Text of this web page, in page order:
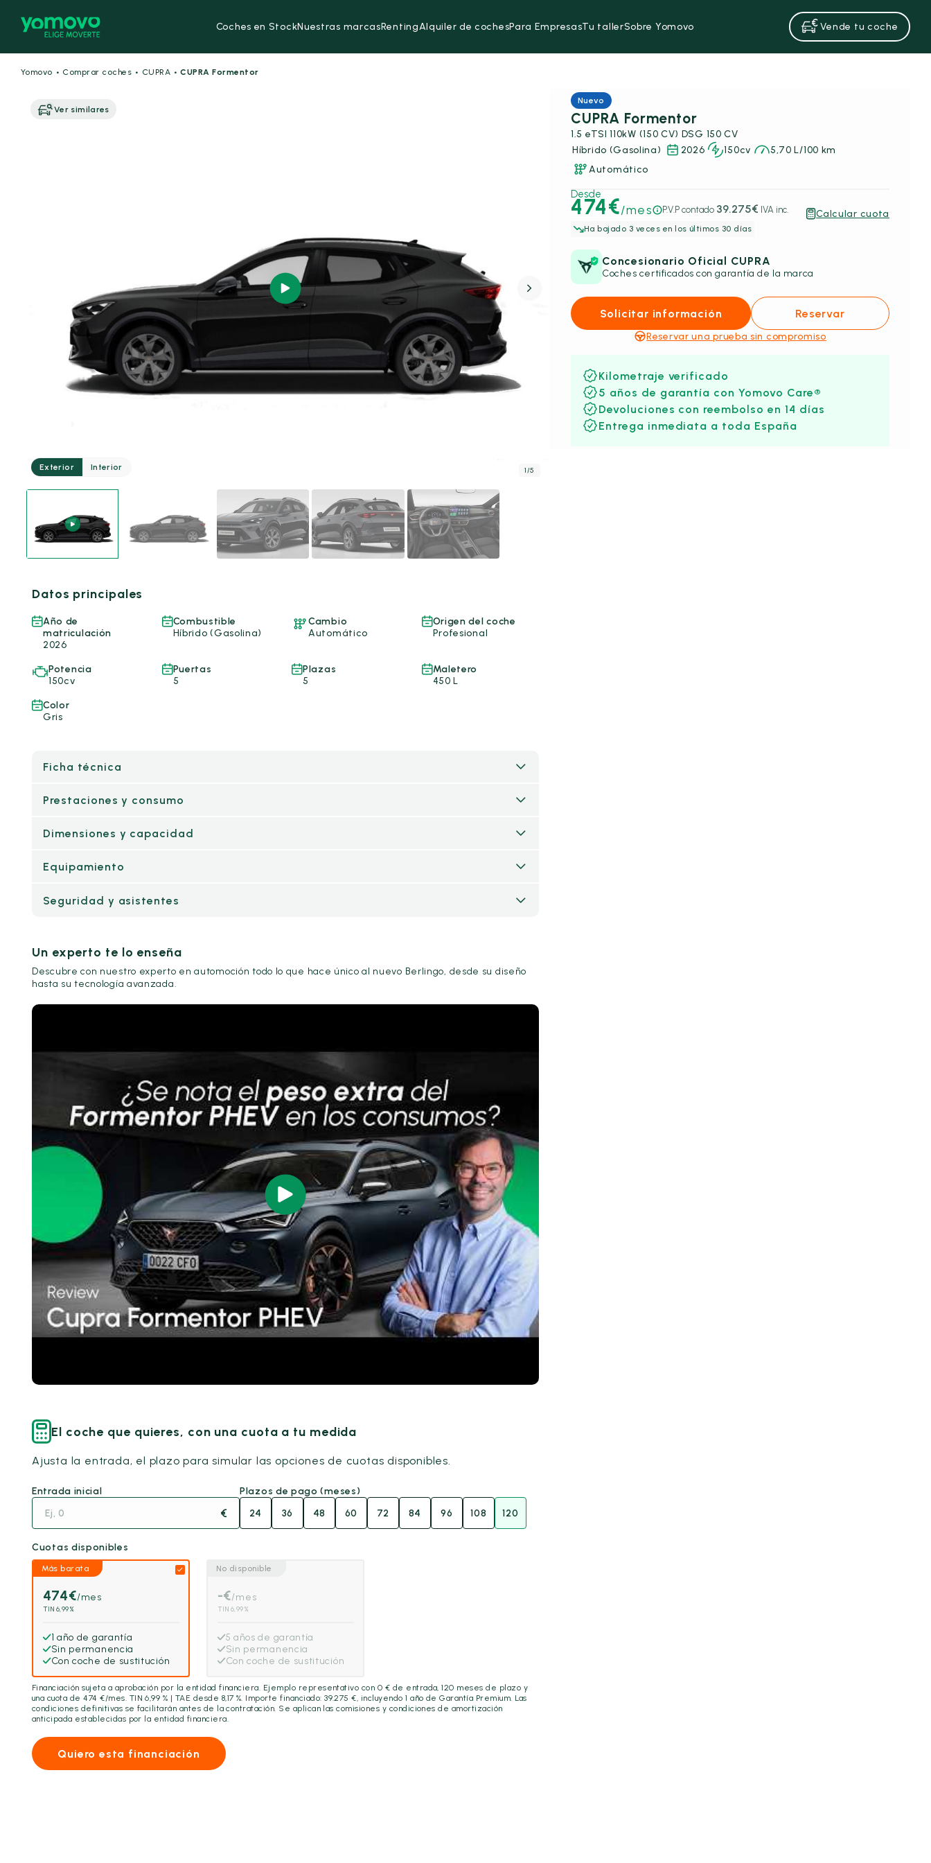
Coches en StockNuestras marcasRentingAlquiler de cochesPara EmpresasTu tallerSobre Yomovo Vende tu coche
Yomovo · Comprar coches · CUPRA · CUPRA Formentor
Ver similares
Exterior Interior 1/5
Nuevo
CUPRA Formentor
1.5 eTSI 110kW (150 CV) DSG 150 CV
Híbrido (Gasolina)
2026 150cv
5,70 L/100 km
Automático
Desde
474€/mes P.V.P contado 39.275€ IVA inc.
Ha bajado 3 veces en los últimos 30 días
Calcular cuota
Concesionario Oficial CUPRA
Coches certificados con garantía de la marca
Solicitar información Reservar
Reservar una prueba sin compromiso
Kilometraje verificado
5 años de garantía con Yomovo Care®
Devoluciones con reembolso en 14 días
Entrega inmediata a toda España
Datos principales
Año de
matriculación
2026
Combustible
Híbrido (Gasolina)
Cambio
Automático
Origen del coche
Profesional
Potencia
150cv
Puertas
5
Plazas
5
Maletero
450 L
Color
Gris
Ficha técnica
Prestaciones y consumo
Dimensiones y capacidad
Equipamiento
Seguridad y asistentes
Un experto te lo enseña
Descubre con nuestro experto en automoción todo lo que hace único al nuevo Berlingo, desde su diseño
hasta su tecnología avanzada.
El coche que quieres, con una cuota a tu medida
Ajusta la entrada, el plazo para simular las opciones de cuotas disponibles.
Entrada inicial
€
Plazos de pago (meses)
24
36 48 60 72 84 96 108 120
Cuotas disponibles
Más barata
474€/mes
TIN 6,99%
1 año de garantía
Sin permanencia
Con coche de sustitución
No disponible
-€/mes
TIN 6,99%
5 años de garantía
Sin permanencia
Con coche de sustitución
Financiación sujeta a aprobación por la entidad financiera. Ejemplo representativo con 0 € de entrada,120 meses de plazo y
una cuota de474 €/mes. TIN 6,99 % | TAE desde 8,17 %. Importe financiado:39.275 €, incluyendo1 año de Garantía Premium. Las
condiciones definitivas se facilitarán antes de la contratación. Se aplican las comisiones y condiciones de amortización
anticipada establecidas por la entidad financiera.
Quiero esta financiación